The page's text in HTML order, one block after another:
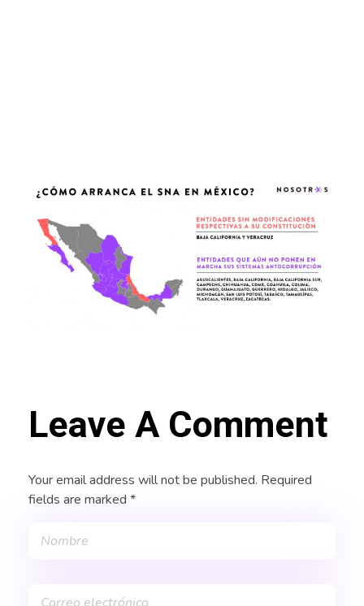
Leave A Comment
Your email address will not be published. Required
fields are marked *